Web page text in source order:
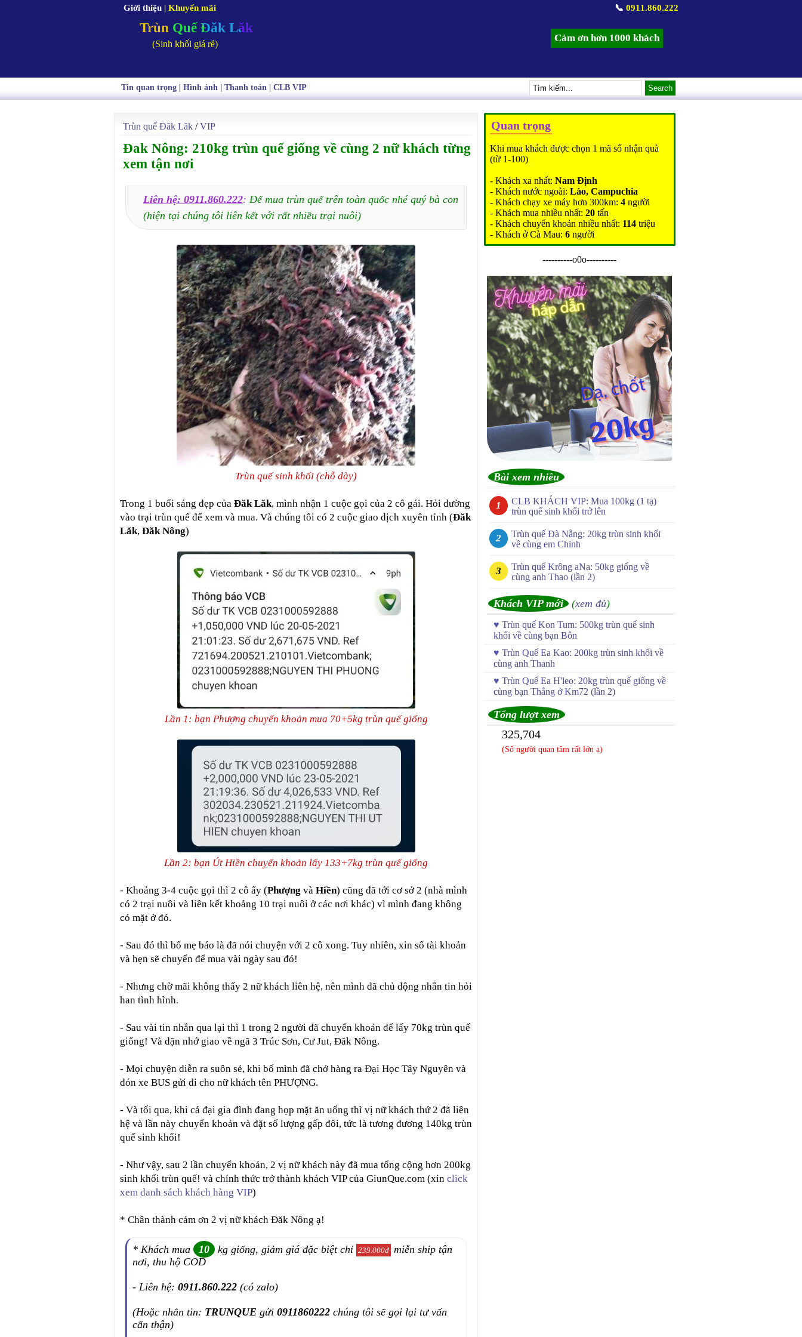
Giới thiệu | Khuyến mãi 📞 0911.860.222
Trùn Quế Đăk Lăk
(Sinh khối giá rẻ)
Cảm ơn hơn 1000 khách
Tin quan trọng| Hình ảnh| Thanh toán| CLB VIP
Trùn quế Đăk Lăk /VIP
Đak Nông: 210kg trùn quế giống về cùng 2 nữ khách từng
xem tận nơi
Liên hệ: 0911.860.222: Để mua trùn quế trên toàn quốc nhé quý bà con
(hiện tại chúng tôi liên kết với rất nhiều trại nuôi)
Trùn quế sinh khối (chỗ dày)
Trong 1 buổi sáng đẹp của Đăk Lăk, mình nhận 1 cuộc gọi của 2 cô gái. Hỏi đường
vào trại trùn quế để xem và mua. Và chúng tôi có 2 cuộc giao dịch xuyên tỉnh (Đăk
Lăk, Đăk Nông)
Lần 1: bạn Phượng chuyển khoản mua 70+5kg trùn quế giống
Lần 2: bạn Út Hiền chuyển khoản lấy 133+7kg trùn quế giống
- Khoảng 3-4 cuộc gọi thì 2 cô ấy (Phượng và Hiền) cũng đã tới cơ sở 2 (nhà mình
có 2 trại nuôi và liên kết khoảng 10 trại nuôi ở các nơi khác) vì mình đang không
có mặt ở đó.
- Sau đó thì bố mẹ báo là đã nói chuyện với 2 cô xong. Tuy nhiên, xin số tài khoản
và hẹn sẽ chuyển để mua vài ngày sau đó!
- Nhưng chờ mãi không thấy 2 nữ khách liên hệ, nên mình đã chủ động nhắn tin hỏi
han tình hình.
- Sau vài tin nhắn qua lại thì 1 trong 2 người đã chuyển khoản để lấy 70kg trùn quế
giống! Và dặn nhớ giao về ngã 3 Trúc Sơn, Cư Jut, Đăk Nông.
- Mọi chuyện diễn ra suôn sẻ, khi bố mình đã chở hàng ra Đại Học Tây Nguyên và
đón xe BUS gửi đi cho nữ khách tên PHƯỢNG.
- Và tối qua, khi cả đại gia đình đang họp mặt ăn uống thì vị nữ khách thứ 2 đã liên
hệ và lần này chuyển khoản và đặt số lượng gấp đôi, tức là tương đương 140kg trùn
quế sinh khối!
- Như vậy, sau 2 lần chuyển khoản, 2 vị nữ khách này đã mua tổng cộng hơn 200kg
sinh khối trùn quế! và chính thức trở thành khách VIP của GiunQue.com (xin click
xem danh sách khách hàng VIP)
* Chân thành cảm ơn 2 vị nữ khách Đăk Nông ạ!
* Khách mua 10 kg giống, giảm giá đặc biệt chỉ 239.000đ miễn ship tận
nơi, thu hộ COD
- Liên hệ: 0911.860.222 (có zalo)
(Hoặc nhắn tin: TRUNQUE gửi 0911860222 chúng tôi sẽ gọi lại tư vấn
cẩn thận)
Quan trọng
Khi mua khách được chọn 1 mã số nhận quà
(từ 1-100)
- Khách xa nhất: Nam Định
- Khách nước ngoài: Lào, Campuchia
- Khách chạy xe máy hơn 300km: 4 người
- Khách mua nhiều nhất: 20 tấn
- Khách chuyển khoản nhiều nhất: 114 triệu
- Khách ở Cà Mau: 6 người
----------o0o----------
Bài xem nhiều
CLB KHÁCH VIP: Mua 100kg (1 tạ)
trùn quế sinh khối trở lên
Trùn quế Đà Nẵng: 20kg trùn sinh khối
về cùng em Chinh
Trùn quế Krông aNa: 50kg giống về
cùng anh Thao (lần 2)
Khách VIP mới (xem đủ)
♥ Trùn quế Kon Tum: 500kg trùn quế sinh
khối về cùng bạn Bôn
♥ Trùn Quế Ea Kao: 200kg trùn sinh khối về
cùng anh Thanh
♥ Trùn Quế Ea H'leo: 20kg trùn quế giống về
cùng bạn Thắng ở Km72 (lần 2)
Tổng lượt xem
325,704
(Số người quan tâm rất lớn ạ)